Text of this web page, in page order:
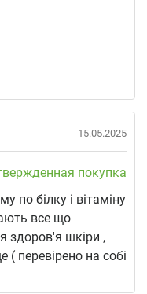
15.05.2025
покупка
по білку і вітаміну
все що
здоров'я шкіри ,
перевірено на собі